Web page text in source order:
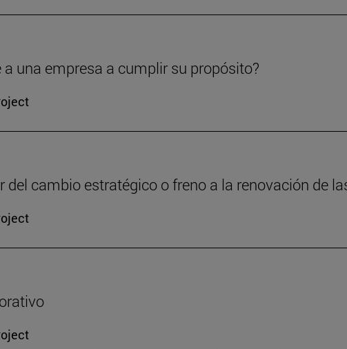
una empresa a cumplir su propósito?
cambio estratégico o freno a la renovación de